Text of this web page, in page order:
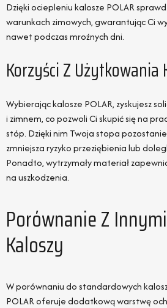
Dzięki ociepleniu kalosze POLAR
warunkach zimowych, gwarantując Ci
nawet podczas mroźnych dni.
Korzyści Z Użytkowania
Wybierając kalosze POLAR, zyskujesz
i zimnem, co pozwoli Ci skupić się na
stóp. Dzięki nim Twoja stopa pozostanie
zmniejsza ryzyko przeziębienia lub
Ponadto, wytrzymały materiał
na uszkodzenia.
Porównanie Z
Kaloszy
W porównaniu do standardowych
POLAR oferuje dodatkową warstwę